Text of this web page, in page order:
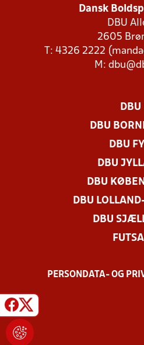
Dansk
DBU
2605
T: 4326 2222
M:
DBU
DBU
DBU
DBU
DBU
DBU
DBU
PERSONDATA- OG